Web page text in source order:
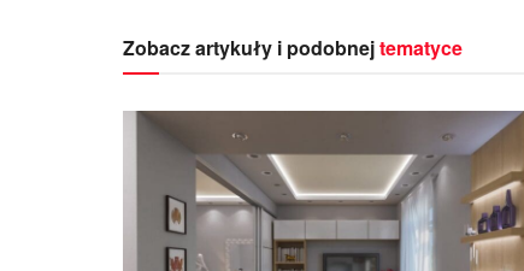
Zobacz artykuły i podobnejtematyce